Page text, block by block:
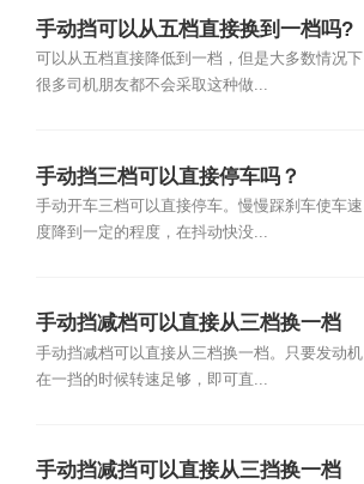
手动挡可以从五档直接换到一档吗?
可以从五档直接降低到一档，但是大多数情况下
很多司机朋友都不会采取这种做...
手动挡三档可以直接停车吗？
手动开车三档可以直接停车。慢慢踩刹车使车速
度降到一定的程度，在抖动快没...
手动挡减档可以直接从三档换一档
吗？
手动挡减档可以直接从三档换一档。只要发动机
在一挡的时候转速足够，即可直...
手动挡减挡可以直接从三挡换一档